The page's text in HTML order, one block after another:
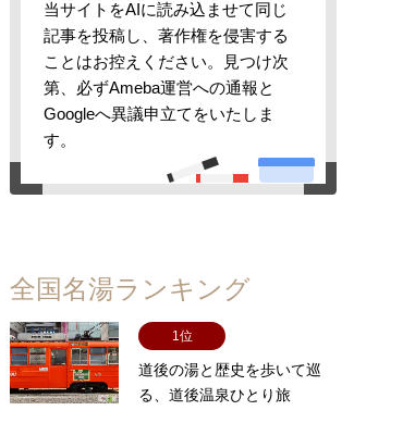
当サイトをAIに読み込ませて同じ
記事を投稿し、著作権を侵害する
ことはお控えください。見つけ次
第、必ずAmeba運営への通報と
Googleへ異議申立てをいたしま
す。
全国名湯ランキング
1位
道後の湯と歴史を歩いて巡
る、道後温泉ひとり旅